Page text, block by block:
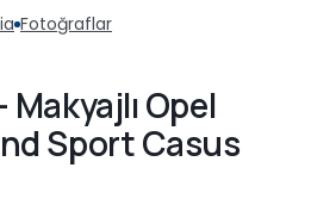
Fotoğraflar
Opel
Sport Casus